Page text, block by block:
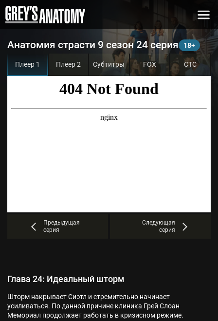
Анатомия страсти 9 сезон 24 серия
Плеер 1 Плеер 2 Субтитры FOX СТС
Предыдущая
серия
Следующая
серия
Глава 24: Идеальный шторм
Шторм накрывает Сиэтл и стремительно начинает
усиливаться. По данной причине клиника Грей Слоан
Мемориал продолжает работать в кризисном режиме.